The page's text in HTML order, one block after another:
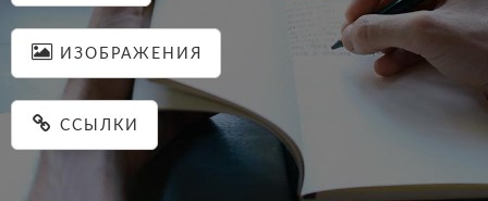
ИЗОБРАЖЕНИЯ
ССЫЛКИ